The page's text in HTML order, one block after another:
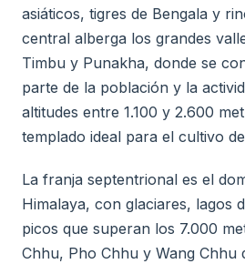
asiáticos, tigres de Bengala y
central alberga los grandes
Timbu y Punakha, donde se
parte de la población y la
altitudes entre 1.100 y 2.600
templado ideal para el cultivo
La franja septentrional es el
Himalaya, con glaciares, lagos
picos que superan los 7.000
Chhu, Pho Chhu y Wang Chhu